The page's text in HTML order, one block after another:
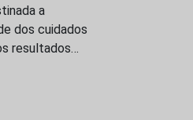
a
dos cuidados
resultados…